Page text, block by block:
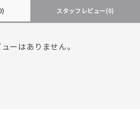
スタッフレビュー(0)
ューはありません。